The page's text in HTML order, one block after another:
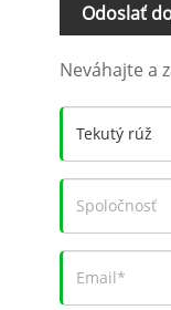
Odoslať
Neváhajte a